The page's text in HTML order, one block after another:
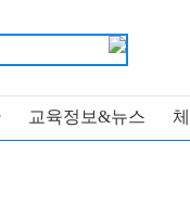
교육정보&뉴스